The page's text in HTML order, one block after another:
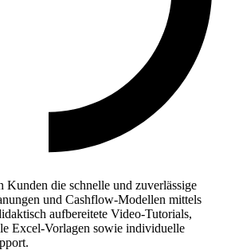
Kunden die schnelle und zuverlässige
und Cashflow-Modellen mittels
aufbereitete Video-Tutorials,
Excel-Vorlagen sowie individuelle